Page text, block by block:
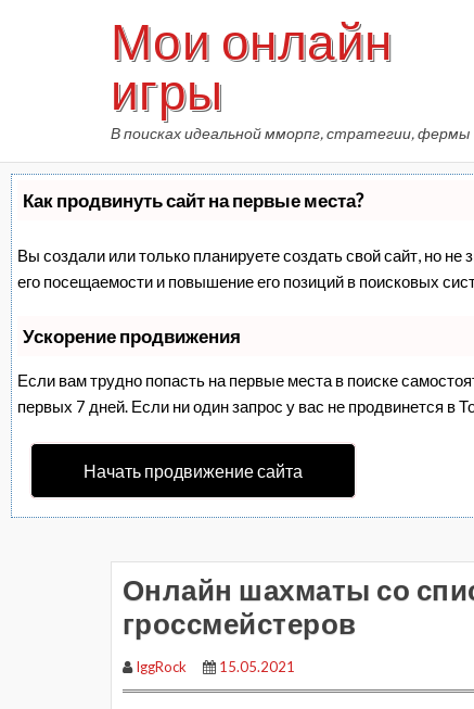
Мои онлайн
игры
В поисках идеальной мморпг, стратегии, фермы
Как продвинуть сайт на первые места?
Вы создали или только планируете создать свой сайт, но
его посещаемости и повышение его позиций в поисковых
Ускорение продвижения
Если вам трудно попасть на первые места в поиске
первых 7 дней. Если ни один запрос у вас не продвинется в
Начать продвижение сайта
Онлайн шахматы со
гроссмейстеров
IggRock 15.05.2021